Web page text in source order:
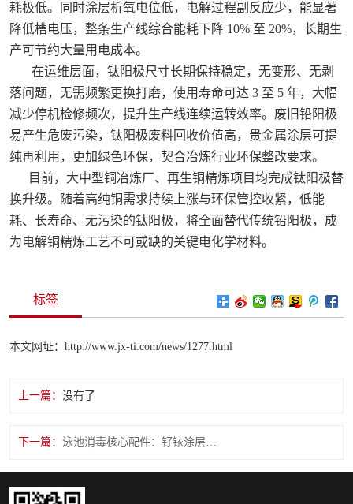
耗极低。同时涂层析氧电位低，电解过程副反应少，能显著
降低槽电压，整条生产线综合能耗下降 10% 至 20%，长期生
产可节约大量用电成本。
在运维层面，钛阳极尺寸长期保持稳定，无变形、无剥
落问题，无需频繁更换打磨，使用寿命可达 3 至 5 年，大幅
减少停机检修频次，提升生产线连续运转效率。废旧铅阳极
易产生危废污染，钛阳极废料回收价值高，贵金属涂层可提
纯再利用，更加绿色环保，契合冶炼行业环保整改要求。
目前，大中型铜冶炼厂、再生铜精炼项目均完成钛阳极替
换升级。随着高纯铜需求持续上涨与环保管控收紧，低能
耗、长寿命、无污染的钛阳极，将全面替代传统铅阳极，成
为电解铜精炼工艺不可或缺的关键电化学材料。
标签
本文网址：http://www.jx-ti.com/news/1277.html
上一篇： 没有了
下一篇： 泳池消毒核心配件：钌铱涂层钛阳极应用浅析